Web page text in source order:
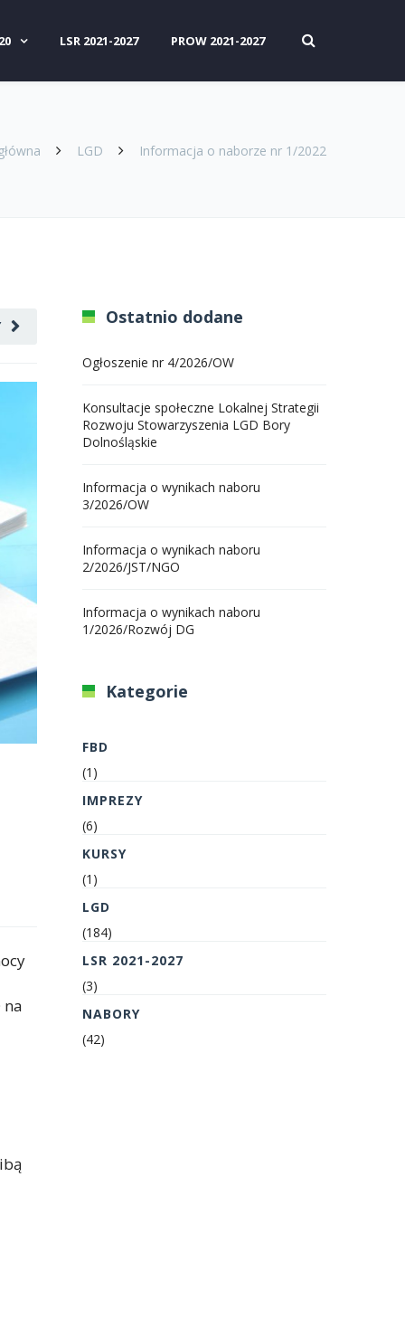
LSR 2021-2027 PROW 2021-2027
LGD Informacja o naborze nr 1/2022
na
Ostatnio dodane
Ogłoszenie nr 4/2026/OW
Konsultacje społeczne Lokalnej Strategii
Rozwoju Stowarzyszenia LGD Bory
Dolnośląskie
Informacja o wynikach naboru
3/2026/OW
Informacja o wynikach naboru
2/2026/JST/NGO
Informacja o wynikach naboru
1/2026/Rozwój DG
Kategorie
FBD
(1)
IMPREZY
(6)
KURSY
(1)
LGD
(184)
LSR 2021-2027
(3)
NABORY
(42)